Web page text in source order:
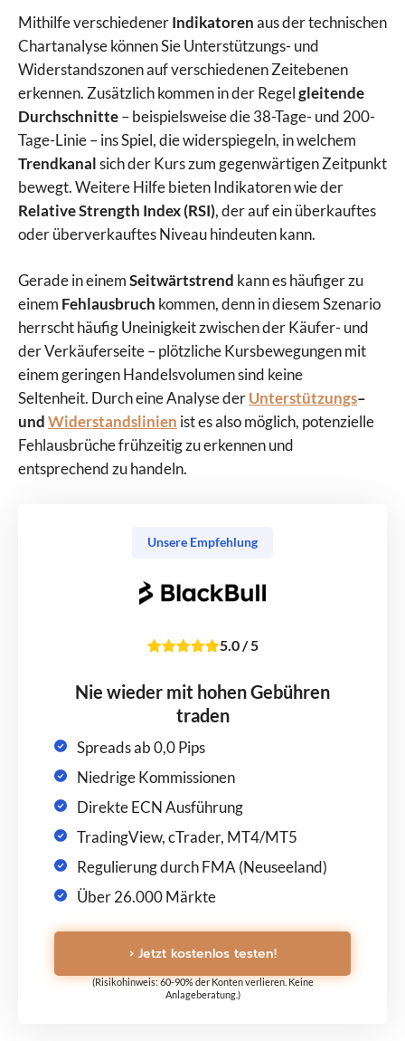
Mithilfe verschiedenerIndikatorenaus der technischen
Chartanalyse können Sie Unterstützungs- und
Widerstandszonen auf verschiedenen Zeitebenen
erkennen. Zusätzlich kommen in der Regelgleitende
Durchschnitte– beispielsweise die 38-Tage- und 200-
Tage-Linie – ins Spiel, die widerspiegeln, in welchem
Trendkanalsich der Kurs zum gegenwärtigen Zeitpunkt
bewegt. Weitere Hilfe bieten Indikatoren wie der
Relative Strength Index (RSI), der auf ein überkauftes
oder überverkauftes Niveau hindeuten kann.
Gerade in einemSeitwärtstrend kann es häufiger zu
einem Fehlausbruch kommen, denn in diesem Szenario
herrscht häufig Uneinigkeit zwischen der Käufer- und
der Verkäuferseite – plötzliche Kursbewegungen mit
einem geringen Handelsvolumen sind keine
Seltenheit. Durch eine Analyse derUnterstützungs–
undWiderstandslinien ist es also möglich, potenzielle
Fehlausbrüche frühzeitig zu erkennen und
entsprechend zu handeln.
Unsere Empfehlung
5.0 / 5
Nie wieder mit hohen Gebühren
traden
Spreads ab 0,0 Pips
Niedrige Kommissionen
Direkte ECN Ausführung
TradingView, cTrader, MT4/MT5
Regulierung durch FMA (Neuseeland)
Über 26.000 Märkte
› Jetzt kostenlos testen!
(Risikohinweis: 60-90% der Konten verlieren. Keine
Anlageberatung.)